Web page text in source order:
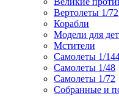
Вертолеты 1/72
Корабли
Модели для
Мстители
Самолеты 1/
Самолеты 1/48
Самолеты 1/72
Собранные и